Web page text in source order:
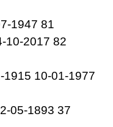
1947 81
10-2017 82
1915 10-01-1977
05-1893 37